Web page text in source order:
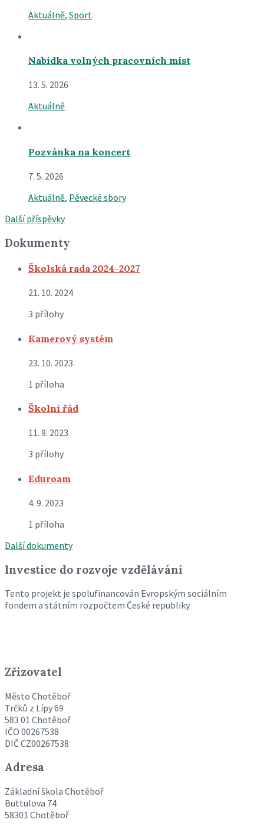
Aktuálně, Sport
Nabídka volných pracovních míst
13. 5. 2026
Aktuálně
Pozvánka na koncert
7. 5. 2026
Aktuálně, Pěvecké sbory
Další příspěvky
Dokumenty
Školská rada 2024-2027
21. 10. 2024
3 přílohy
Kamerový systém
23. 10. 2023
1 příloha
Školní řád
11. 9. 2023
3 přílohy
Eduroam
4. 9. 2023
1 příloha
Další dokumenty
Investice do rozvoje vzdělávání
Tento projekt je spolufinancován Evropským sociálním
fondem a státním rozpočtem České republiky.
Zřizovatel
Město Chotěboř
Trčků z Lípy 69
583 01 Chotěboř
IČO 00267538
DIČ CZ00267538
Adresa
Základní škola Chotěboř
Buttulova 74
58301 Chotěboř